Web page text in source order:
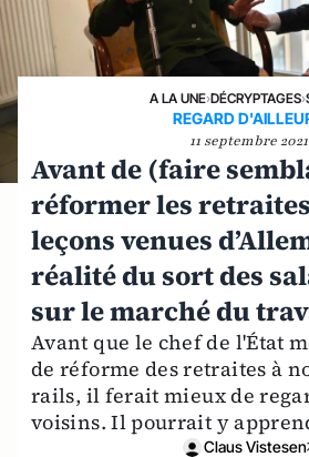
A LA UNE›DÉCRYPTAGES›
REGARD
11 septembre 2021
Avant de (faire
réformer les
leçons venues
réalité du sort des
sur le marché du
Avant que le chef de l'État
de réforme des retraites à
rails, il ferait mieux de
voisins. Il pourrait y
Claus Vistesen